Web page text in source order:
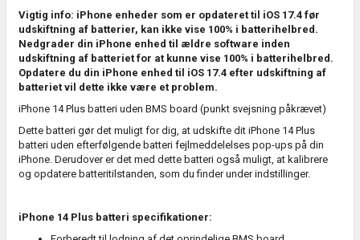
Vigtig info: iPhone enheder som er opdateret til iOS 17.4 før
udskiftning af batterier, kan ikke vise 100% i batterihelbred.
Nedgrader din iPhone enhed til ældre software inden
udskiftning af batteriet for at kunne vise 100% i batterihelbred.
Opdatere du din iPhone enhed til iOS 17.4 efter udskiftning af
batteriet vil dette ikke være et problem.
iPhone 14 Plus batteri uden BMS board (punkt svejsning påkrævet)
Dette batteri gør det muligt for dig, at udskifte dit iPhone 14 Plus
batteri uden efterfølgende batteri fejlmeddelelses pop-ups på din
iPhone. Derudover er det med dette batteri også muligt, at kalibrere
og opdatere batteritilstanden, som du finder under indstillinger.
iPhone 14 Plus batteri specifikationer: